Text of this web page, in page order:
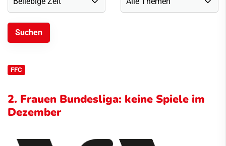
FFC
2. Frauen Bundesliga: keine Spiele im
Dezember